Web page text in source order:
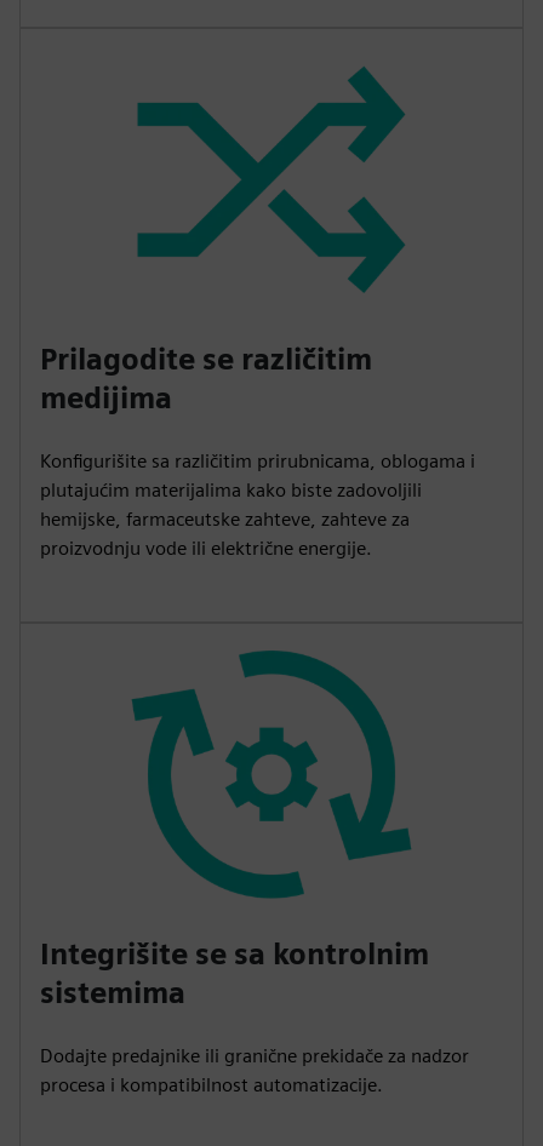
Prilagodite se različitim
medijima
Konfigurišite sa različitim prirubnicama, oblogama i
plutajućim materijalima kako biste zadovoljili
hemijske, farmaceutske zahteve, zahteve za
proizvodnju vode ili električne energije.
Integrišite se sa kontrolnim
sistemima
Dodajte predajnike ili granične prekidače za nadzor
procesa i kompatibilnost automatizacije.